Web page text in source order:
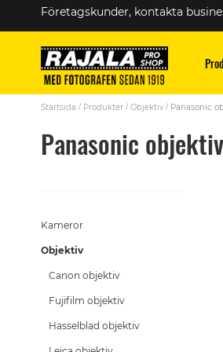
Skip
Företagskunder, kontakta
Startsida Produkter Objektiv Panasonic
Panasonic objektiv
Kameror
Objektiv
Canon objektiv
Fujifilm objektiv
Hasselblad objektiv